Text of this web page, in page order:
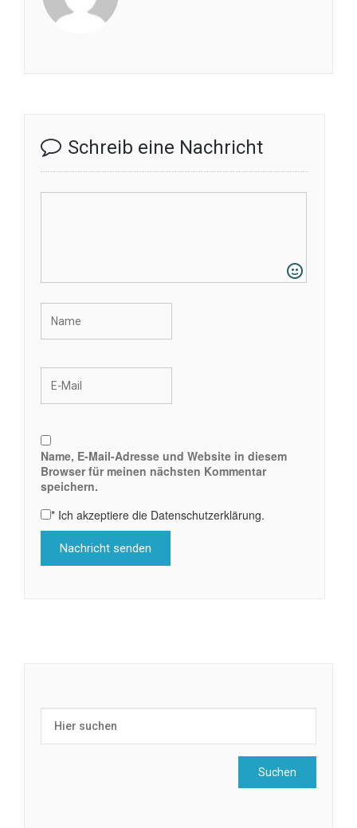
Schreib eine Nachricht
Name, E-Mail-Adresse und Website in diesem
Browser für meinen nächsten Kommentar
speichern.
* Ich akzeptiere die Datenschutzerklärung.